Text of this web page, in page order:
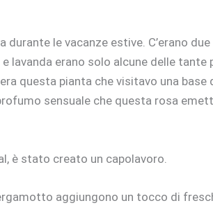
le vacanze estive. C’erano
lavanda erano solo alcune delle tante
questa pianta che visitavo una
sensuale che questa rosa
è stato creato un capolavoro.
aggiungono un tocco di